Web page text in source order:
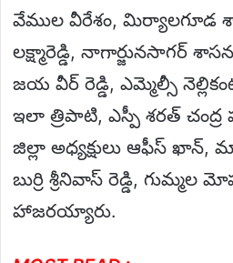
వేముల వీరేశం, మిర్యాలగూడ
లక్ష్మారెడ్డి, నాగార్జునసాగర్
జయ వీర్ రెడ్డి, ఎమ్మెల్సీ
ఇలా త్రిపాటి, ఎస్పీ శరత్ చంద్ర
జిల్లా అధ్యక్షులు ఆఫీస్ ఖాన్,
బుర్రి శ్రీనివాస్ రెడ్డి, గుమ్మల
హాజరయ్యారు.